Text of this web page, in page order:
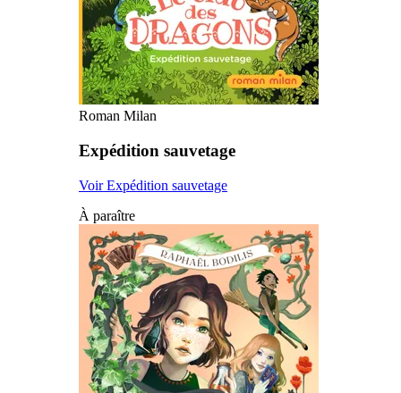
Roman Milan
Expédition sauvetage
Voir Expédition sauvetage
À paraître